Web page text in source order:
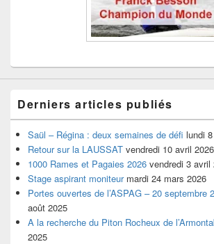
Derniers articles publiés
Saül – Régina : deux semaines de défi lundi
Retour sur la LAUSSAT vendredi 10 avril 2026
1000 Rames et Pagaies 2026 vendredi 3 avril
Stage aspirant moniteur mardi 24 mars 2026
Portes ouvertes de l’ASPAG – 20 septembre
août 2025
A la recherche du Piton Rocheux de
2025